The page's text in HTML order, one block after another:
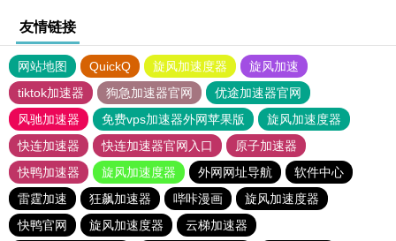
友情链接
网站地图 QuickQ 旋风加速度器
旋风加速
tiktok加速器
狗急加速器官网
优途加速器官网
风驰加速器
免费vps加速器外网苹果版
旋风加速度器
快连加速器
快连加速器官网入口
原子加速器
快鸭加速器
旋风加速度器 外网网址导航
软件中心
雷霆加速
狂飙加速器 哔咔漫画
旋风加速度器
快鸭官网
旋风加速度器 云梯加速器